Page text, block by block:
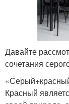
Давайте
сочетания
Красный